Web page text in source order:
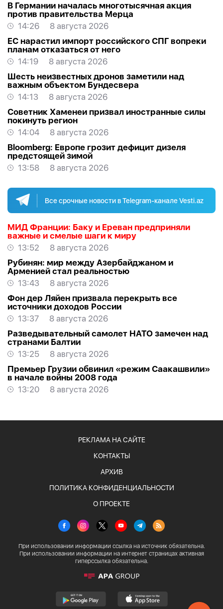
В Германии началась многотысячная акция
против правительства Мерца
14:26
8 августа 2026
ЕС нарастил импорт российского СПГ вопреки
планам отказаться от него
14:19
8 августа 2026
Шесть неизвестных дронов заметили над
важным объектом Бундесвера
14:13
8 августа 2026
Советник Хаменеи призвал иностранные силы
покинуть регион
14:04
8 августа 2026
Bloomberg: Европе грозит дефицит дизеля
предстоящей зимой
13:58
8 августа 2026
Все срочные новости в Telegram-канале Vesti.az
МИД Франции: Баку и Ереван предприняли
важные и смелые шаги к миру
13:52
8 августа 2026
Рубинян: мир между Азербайджаном и
Арменией стал реальностью
13:43
8 августа 2026
Фон дер Ляйен призвала перекрыть все
источники доходов России
13:37
8 августа 2026
Разведывательный самолет НАТО замечен над
странами Балтии
13:25
8 августа 2026
Премьер Грузии обвинил «режим Саакашвили»
в начале войны 2008 года
13:20
8 августа 2026
РЕКЛАМА НА САЙТЕ
КОНТАКТЫ
АРХИВ
ПОЛИТИКА КОНФИДЕНЦИАЛЬНОСТИ
О ПРОЕКТЕ
При использовании информации ссылка на источник обязательна.
При использовании информации на интернет страницах активная
гиперссылка обязательна.